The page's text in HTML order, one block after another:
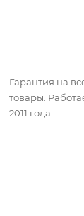
Гарантия на
товары.
2011 года